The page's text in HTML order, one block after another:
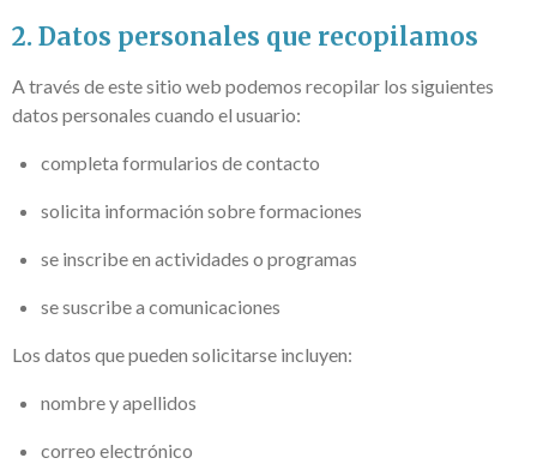
2. Datos personales que recopilamos
A través de este sitio web podemos recopilar los siguientes
datos personales cuando el usuario:
completa formularios de contacto
solicita información sobre formaciones
se inscribe en actividades o programas
se suscribe a comunicaciones
Los datos que pueden solicitarse incluyen:
nombre y apellidos
correo electrónico